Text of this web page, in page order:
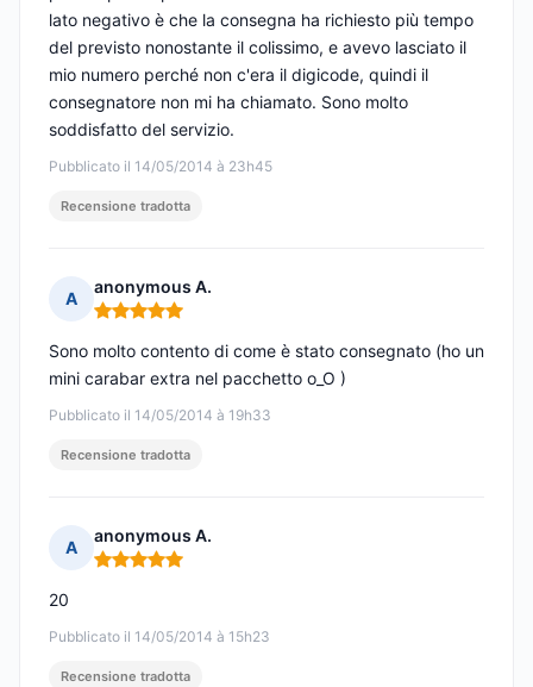
Pubblicato il 14/05/2014 à 23h45
lato negativo è che la consegna ha richiesto più tempo
del previsto nonostante il colissimo, e avevo lasciato il
mio numero perché non c'era il digicode, quindi il
consegnatore non mi ha chiamato. Sono molto
soddisfatto del servizio.
Recensione tradotta
A
anonymous A.
Nota: 5 su 5
Pubblicato il 14/05/2014 à 19h33
Sono molto contento di come è stato consegnato (ho un
mini carabar extra nel pacchetto o_O )
Recensione tradotta
A
anonymous A.
Nota: 5 su 5
Pubblicato il 14/05/2014 à 15h23
20
Recensione tradotta